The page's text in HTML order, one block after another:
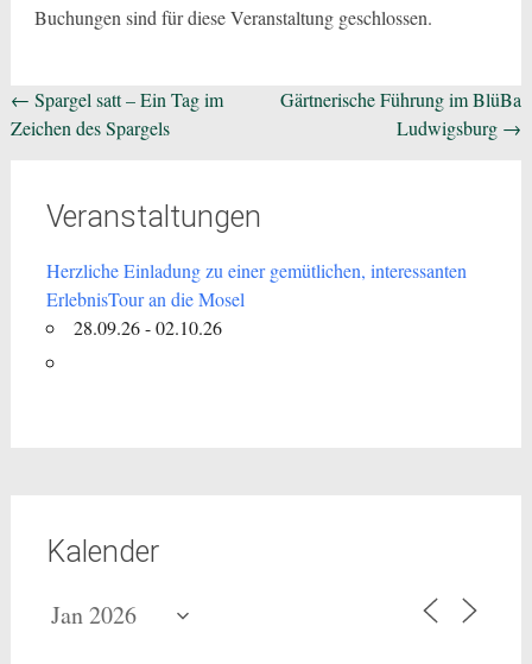
Buchungen sind für diese Veranstaltung geschlossen.
Beitragsnavigation
← Spargel satt – Ein Tag im
Zeichen des Spargels
Gärtnerische Führung im BlüBa
Ludwigsburg →
Veranstaltungen
Herzliche Einladung zu einer gemütlichen, interessanten
ErlebnisTour an die Mosel
28.09.26 - 02.10.26
Kalender